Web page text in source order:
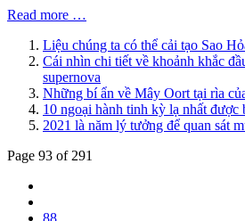
Read more …
Liệu chúng ta có thể cải tạo Sao
Cái nhìn chi tiết về khoảnh khắc
supernova
Những bí ẩn về Mây Oort tại rìa
10 ngoại hành tinh kỳ lạ nhất được
2021 là năm lý tưởng để quan sát
Page 93 of 291
88